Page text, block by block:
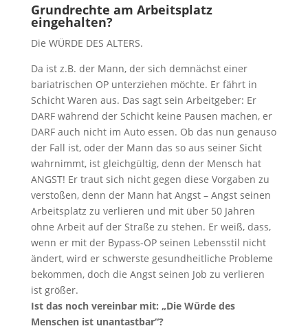
Grundrechte am Arbeitsplatz
eingehalten?
Die WÜRDE DES ALTERS.
Da ist z.B. der Mann, der sich demnächst einer
bariatrischen OP unterziehen möchte. Er fährt in
Schicht Waren aus. Das sagt sein Arbeitgeber: Er
DARF während der Schicht keine Pausen machen, er
DARF auch nicht im Auto essen. Ob das nun genauso
der Fall ist, oder der Mann das so aus seiner Sicht
wahrnimmt, ist gleichgültig, denn der Mensch hat
ANGST! Er traut sich nicht gegen diese Vorgaben zu
verstoßen, denn der Mann hat Angst – Angst seinen
Arbeitsplatz zu verlieren und mit über 50 Jahren
ohne Arbeit auf der Straße zu stehen. Er weiß, dass,
wenn er mit der Bypass-OP seinen Lebensstil nicht
ändert, wird er schwerste gesundheitliche Probleme
bekommen, doch die Angst seinen Job zu verlieren
ist größer.
Ist das noch vereinbar mit: „Die Würde des
Menschen ist unantastbar“?